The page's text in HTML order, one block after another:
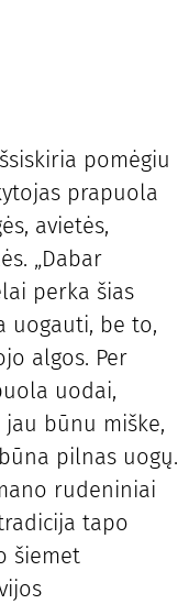
pomėgiu
prapuola
avietės,
„Dabar
perka šias
uogauti, be to,
algos. Per
uodai,
būnu miške,
pilnas uogų.
rudeniniai
tapo
šiemet